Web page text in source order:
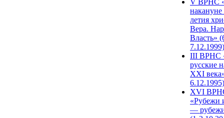
V ВРНС
накануне
летия
Вера.
Власть»
7.12.1999)
III ВРНС
русские
XXI
6.12.1995)
XVI
«Рубежи
—